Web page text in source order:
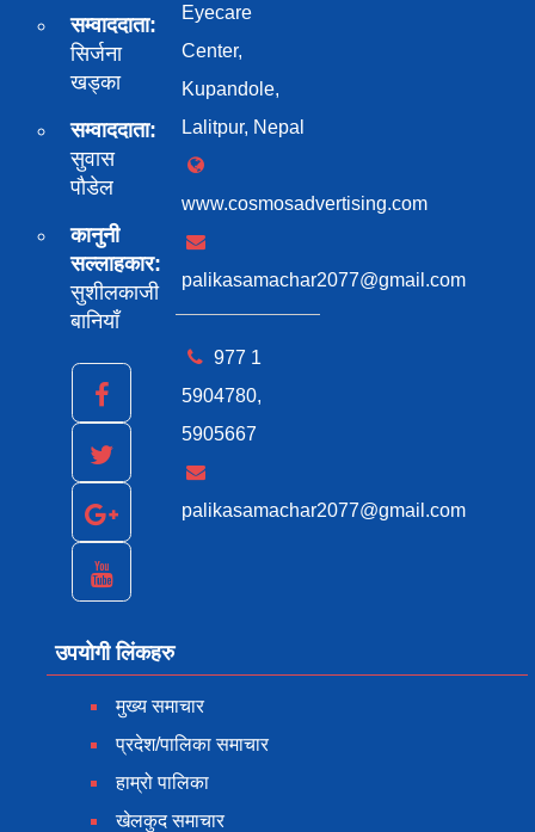
सम्वाददाता:
सिर्जना
खड्का
सम्वाददाता:
सुवास
पाैडेल
कानुनी
सल्लाहकार:
सुशीलकाजी
बानियाँ
Eyecare
Center,
Kupandole,
Lalitpur, Nepal
www.cosmosadvertising.com
palikasamachar2077@gmail.com
977 1
5904780,
5905667
palikasamachar2077@gmail.com
उपयोगी लिंकहरु
मुख्य समाचार
प्रदेश/पालिका समाचार
हाम्रो पालिका
खेलकुद समाचार